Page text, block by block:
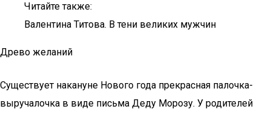
Читайте также:
Валентина Титова. В тени великих мужчин
Древо желаний
Существует накануне Нового года прекрасная палочка-
выручалочка в виде письма Деду Морозу. У родителей